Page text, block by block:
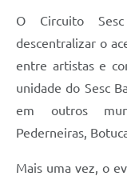
O Circuito
descentralizar o
entre artistas e
unidade do Sesc
em outros
Pederneiras,
Mais uma vez, o